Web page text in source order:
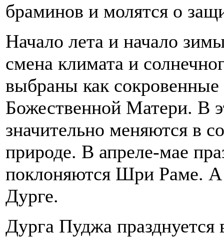
браминов и молятся о
Начало лета и начало
смена климата и
выбраны как
Божественной Матери. В
значительно меняются в
природе. В апреле-мае
поклоняются Шри Раме. А
Дурге.
Дурга Пуджа празднуется